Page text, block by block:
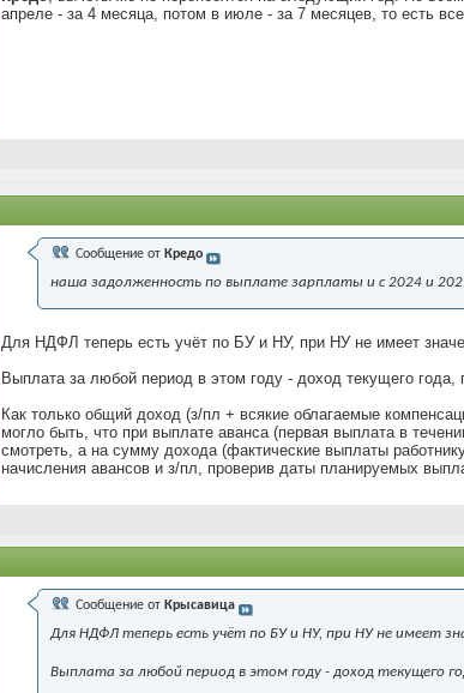
апреле - за 4 месяца, потом в июле - за 7 месяцев, то есть
Сообщение от Кредо
наша задолженность по выплате зарплаты и с 2024 и
Для НДФЛ теперь есть учёт по БУ и НУ, при НУ не имеет
Выплата за любой период в этом году - доход текущего
Как только общий доход (з/пл + всякие облагаемые
могло быть, что при выплате аванса (первая выплата в
смотреть, а на сумму дохода (фактические выплаты
начисления авансов и з/пл, проверив даты планируемых
Сообщение от Крысавица
Для НДФЛ теперь есть учёт по БУ и НУ, при НУ не имеет
Выплата за любой период в этом году - доход текущего